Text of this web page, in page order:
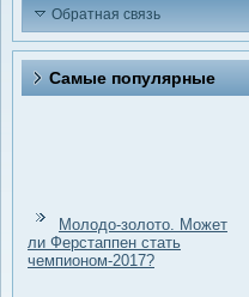
Обратная связь
Самые популярные
Молодо-золото. Может
ли Ферстаппен стать
чемпионом-2017?